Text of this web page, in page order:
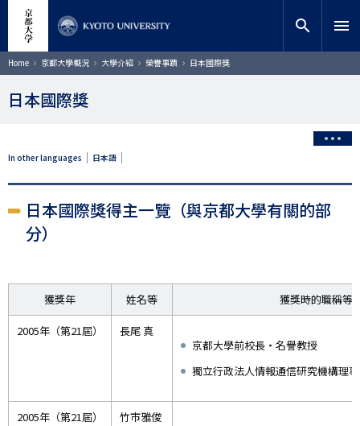
內
容
網站內搜索 search menu
Home 京都大學概況 大學介紹 榮譽事蹟 日本國際獎
日本國際獎
In other languages 日本語
日本國際獎得主一覽（與京都大學有關的部
分）
獲獎年 姓名等 獲獎時的職稱等
2005年（第21屆）
長尾 真
京都大學前校長・名譽教授
獨立行政法人情報通信研究機構理
2005年（第21屆）
竹市雅俊